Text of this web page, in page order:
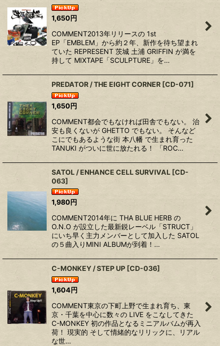
1,650円
COMMENT2013年リリースの 1st
EP「EMBLEM」から約２年、新作を待ち望まれ
ていた REPRESENT 茨城 土浦 GRIFFIN が満を
持して MIXTAPE「SCULPTURE」を…
PREDATOR / THE EIGHT CORNER [CD-071]
1,650円
COMMENT都会でもなければ田舎でもない。 治
安も良くないが GHETTO でもない。 そんなど
こにでもあるような街 本八幡 で生まれ育った
TANUKI がついに世に放たれる！ 「ROC…
SATOL / ENHANCE CELL SURVIVAL [CD-
063]
1,980円
COMMENT2014年に THA BLUE HERB の
O.N.O が設立した最新鋭レーベル「STRUCT」
にいち早く主力メンバーとして加入した SATOL
の５曲入りMINI ALBUMが到着！…
C-MONKEY / STEP UP [CD-036]
1,604円
COMMENT東京の下町上野で生まれ育ち、東
京・千葉を中心に数々の LIVE をこなしてきた
C-MONKEY 初の作品となるミニアルバムが再入
荷！ 現実的 そして情緒的なリリックに、リアル
な世…